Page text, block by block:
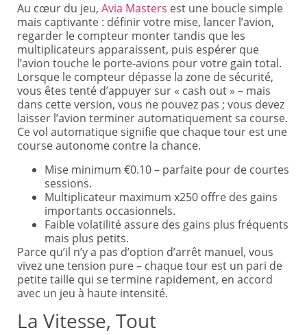
Au cœur du jeu, Avia Masters est une boucle simple
mais captivante : définir votre mise, lancer l’avion,
regarder le compteur monter tandis que les
multiplicateurs apparaissent, puis espérer que
l’avion touche le porte‑avions pour votre gain total.
Lorsque le compteur dépasse la zone de sécurité,
vous êtes tenté d’appuyer sur « cash out » – mais
dans cette version, vous ne pouvez pas ; vous devez
laisser l’avion terminer automatiquement sa course.
Ce vol automatique signifie que chaque tour est une
course autonome contre la chance.
Mise minimum €0.10 – parfaite pour de courtes
sessions.
Multiplicateur maximum x250 offre des gains
importants occasionnels.
Faible volatilité assure des gains plus fréquents
mais plus petits.
Parce qu’il n’y a pas d’option d’arrêt manuel, vous
vivez une tension pure – chaque tour est un pari de
petite taille qui se termine rapidement, en accord
avec un jeu à haute intensité.
La Vitesse, Tout